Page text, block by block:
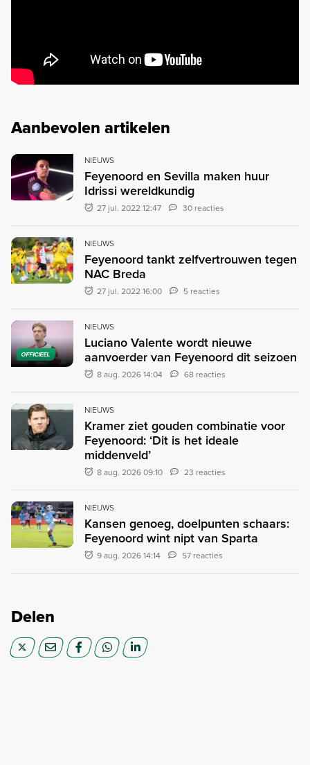
Aanbevolen artikelen
NIEUWS
Feyenoord en Sevilla maken huur
Idrissi wereldkundig
27 jul. 2022 12:47 30 reacties
NIEUWS
Feyenoord tankt zelfvertrouwen tegen
NAC Breda
27 jul. 2022 16:00 5 reacties
OFFICIEEL
NIEUWS
Luciano Valente wordt nieuwe
aanvoerder van Feyenoord dit seizoen
8 aug. 2026 14:04 68 reacties
NIEUWS
Kramer ziet gouden combinatie voor
Feyenoord: ‘Dit is het ideale
middenveld’
8 aug. 2026 09:10 23 reacties
NIEUWS
Kansen genoeg, doelpunten schaars:
Feyenoord wint nipt van Sparta
9 aug. 2026 14:14 57 reacties
Delen